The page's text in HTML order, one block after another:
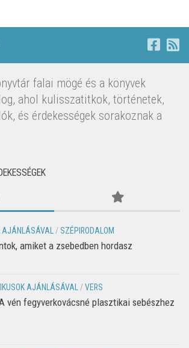
falai mögé és a könyvek
ahol kulisszatitkok, történetek,
és érdekességek sorakoznak a
AJÁNLÁSÁVAL / SZÉPIRODALOM
amiket a zsebedben hordasz
AJÁNLÁSÁVAL /VERS
vén fegyverkovácsné plasztikai sebészhez